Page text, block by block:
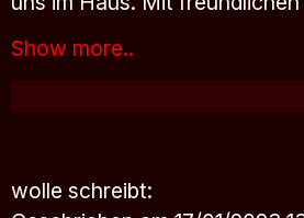
Show more..
wolle schreibt: